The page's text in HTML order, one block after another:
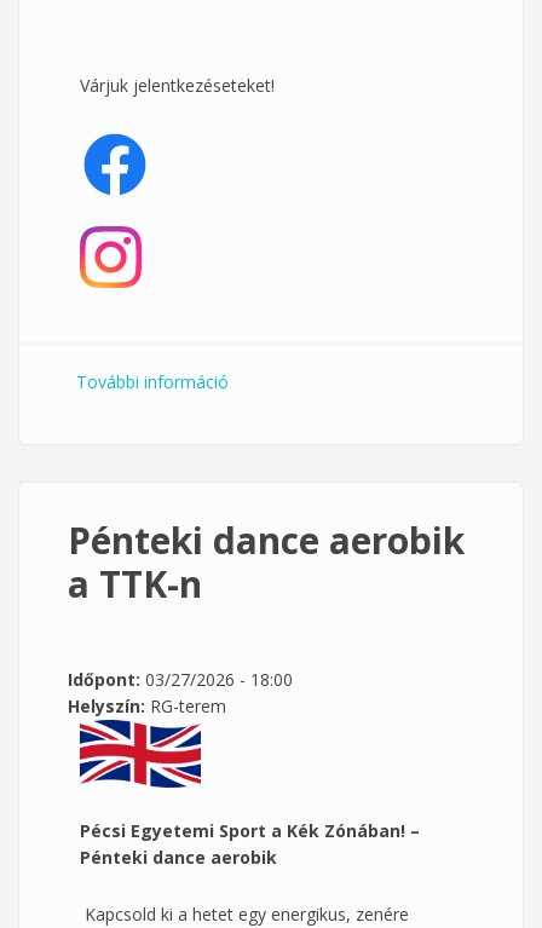
Várjuk jelentkezéseteket!
További információ
Pénteki dance aerobik
a TTK-n
Időpont: 03/27/2026 - 18:00
Helyszín: RG-terem
Pécsi Egyetemi Sport a Kék Zónában! –
Pénteki dance aerobik
Kapcsold ki a hetet egy energikus, zenére